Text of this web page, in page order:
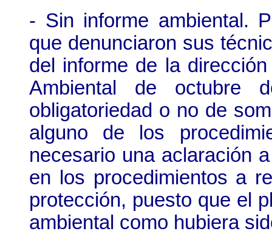
- Sin informe ambiental.
que denunciaron sus
del informe de la
Ambiental de
obligatoriedad o no de
alguno de los
necesario una aclaración
en los procedimientos a
protección, puesto que el
ambiental como hubiera